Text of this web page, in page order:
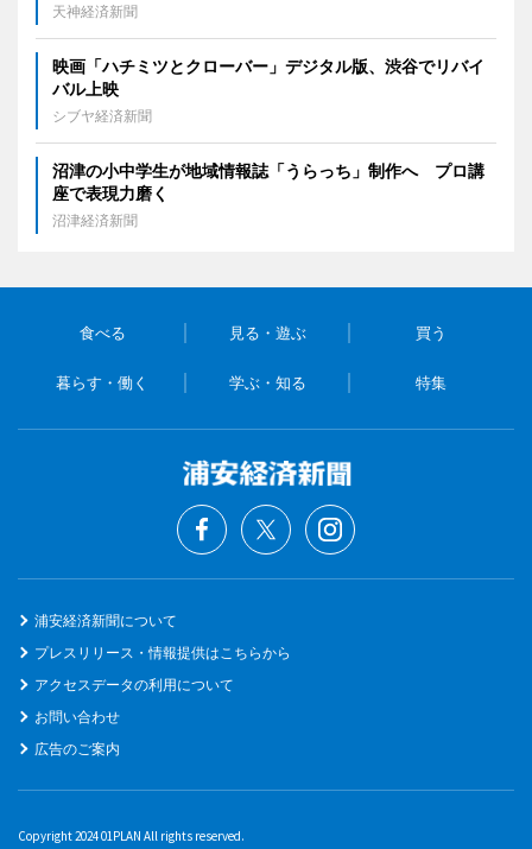
天神経済新聞
映画「ハチミツとクローバー」デジタル版、渋谷でリバイ
バル上映
シブヤ経済新聞
沼津の小中学生が地域情報誌「うらっち」制作へ プロ講
座で表現力磨く
沼津経済新聞
食べる 見る・遊ぶ 買う
暮らす・働く 学ぶ・知る 特集
浦安経済新聞について
プレスリリース・情報提供はこちらから
アクセスデータの利用について
お問い合わせ
広告のご案内
Copyright 2024 01PLAN All rights reserved.